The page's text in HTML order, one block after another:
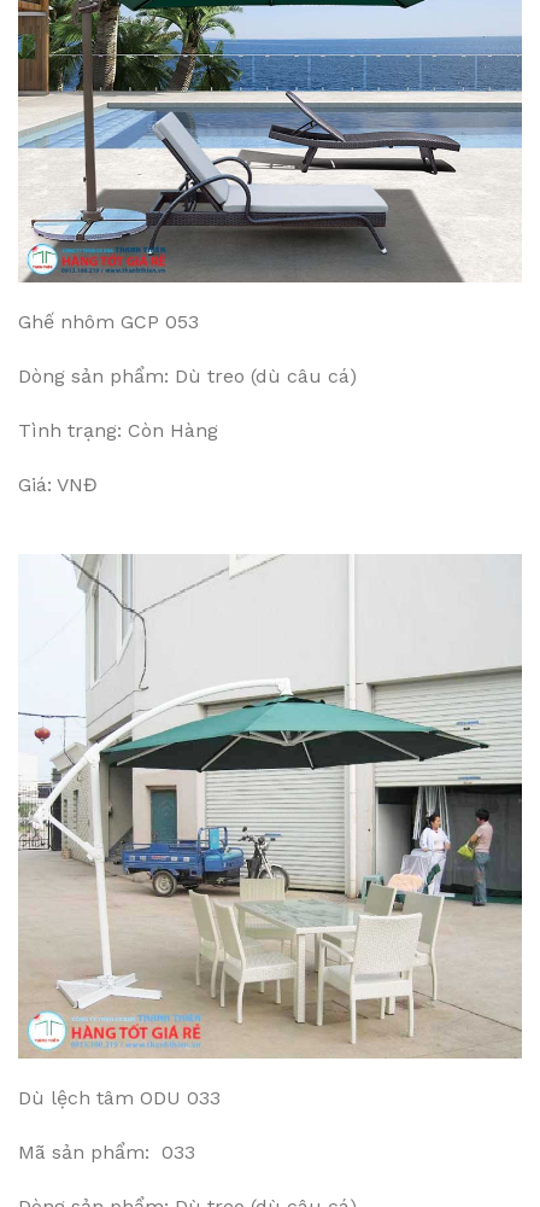
Ghế nhôm GCP 053
Dòng sản phẩm: Dù treo (dù câu cá)
Tình trạng: Còn Hàng
Giá: VNĐ
Dù lệch tâm ODU 033
Mã sản phẩm: 033